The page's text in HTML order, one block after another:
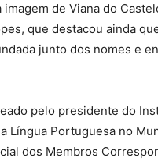
de Viana do
que destacou ainda
junto dos nomes e
pelo presidente do
Língua Portuguesa no
dos Membros